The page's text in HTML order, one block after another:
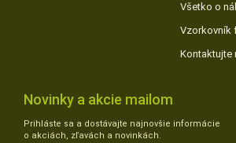
Všetko o
Vzorkovník
Kontaktujte
Novinky a akcie mailom
Prihláste sa a dostávajte najnovšie informácie
o akciách, zľavách a novinkách.